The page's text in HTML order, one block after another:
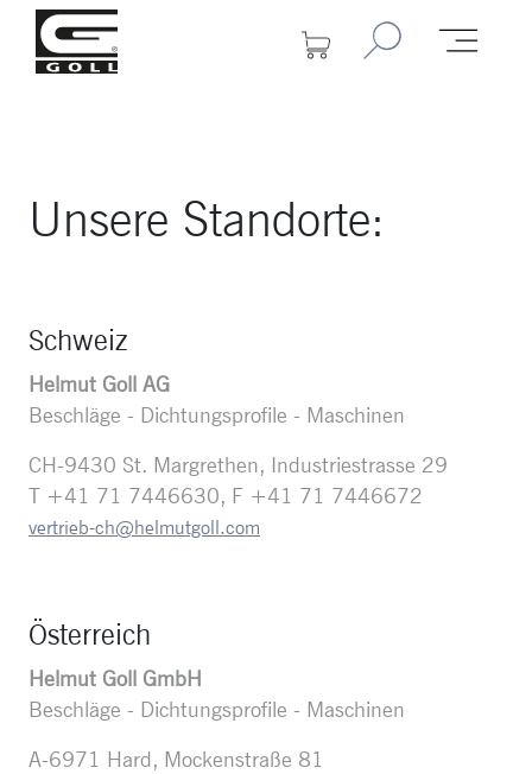
Unsere Standorte:
Schweiz
Helmut Goll AG
Beschläge - Dichtungsprofile - Maschinen
CH-9430 St. Margrethen, Industriestrasse 29
T +41 71 7446630, F +41 71 7446672
vertrieb-ch@helmutgoll.com
Österreich
Helmut Goll GmbH
Beschläge - Dichtungsprofile - Maschinen
A-6971 Hard, Mockenstraße 81